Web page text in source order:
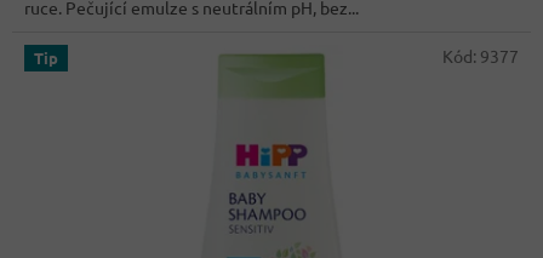
hvězdiček.
ruce. Pečující emulze s neutrálním pH, bez...
Tip Kód: 9377